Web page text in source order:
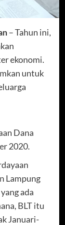
– Tahun ini,
ekonomi.
untuk
Dana
2020.
Lampung
ada
BLT itu
Januari-